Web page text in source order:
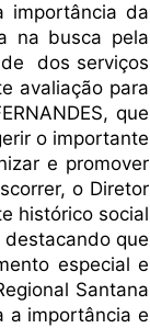
importância da
na busca pela
dos serviços
avaliação para
que
o importante
e promover
o Diretor
histórico social
que
especial e
Santana
a importância e